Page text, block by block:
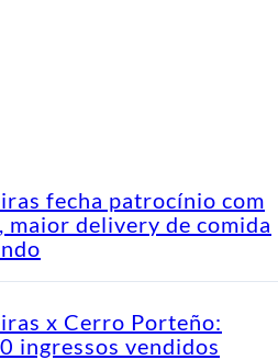
fecha patrocínio com
maior delivery de comida
x Cerro Porteño:
ingressos vendidos